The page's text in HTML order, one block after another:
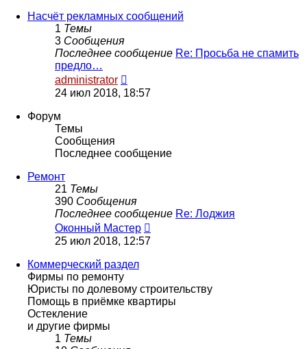
Насчёт рекламных сообщений
1 Темы
3 Сообщения
Последнее сообщение Re: Просьба не спамить
предло…
administrator
к
24 июл 2018, 18:57
Форум
Темы
Сообщения
Последнее сообщение
Ремонт
21 Темы
390 Сообщения
Последнее сообщение Re: Лоджия
Оконный Мастер
к
25 июл 2018, 12:57
Коммерческий раздел
Фирмы по ремонту
Юристы по долевому строительству
Помощь в приёмке квартиры
Остекление
и другие фирмы
1 Темы